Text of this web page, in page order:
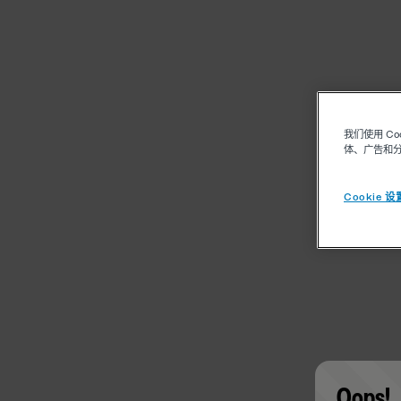
我们使用
体、广告和
Cookie 设